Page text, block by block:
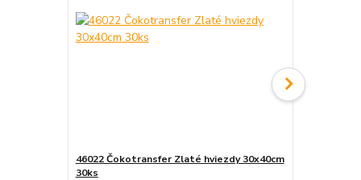
46022 Čokotransfer Zlaté hviezdy 30x40cm
30ks